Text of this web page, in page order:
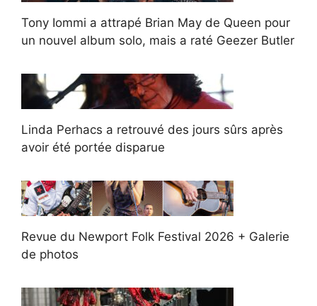
Tony Iommi a attrapé Brian May de Queen pour
un nouvel album solo, mais a raté Geezer Butler
Linda Perhacs a retrouvé des jours sûrs après
avoir été portée disparue
Revue du Newport Folk Festival 2026 + Galerie
de photos